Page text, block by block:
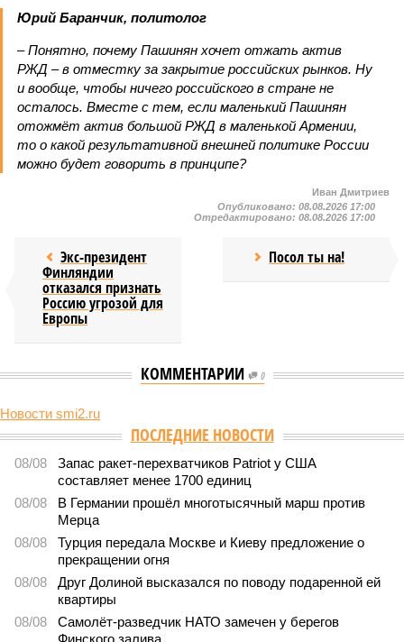
Юрий Баранчик, политолог
– Понятно, почему Пашинян хочет отжать актив
РЖД – в отместку за закрытие российских рынков. Ну
и вообще, чтобы ничего российского в стране не
осталось. Вместе с тем, если маленький Пашинян
отожмёт актив большой РЖД в маленькой Армении,
то о какой результативной внешней политике России
можно будет говорить в принципе?
Иван Дмитриев
Опубликовано: 08.08.2026 17:00
Отредактировано: 08.08.2026 17:00
Экс-президент
Финляндии
отказался признать
Россию угрозой для
Европы
Посол ты на!
КОММЕНТАРИИ 0
Новости smi2.ru
В нескольких станциях от уже сданного
«Сказочного леса» пайщики ЖК «Станция Л» продолжают ждать от
компании Capital Group начала реальной достройки
В нескольких станциях от уже сданного «Сказочного
леса» пайщики ЖК «Станция Л» продолжают ждать от
компании Capital Group начала реальной достройки
«Станция ожидания» для дольщиков